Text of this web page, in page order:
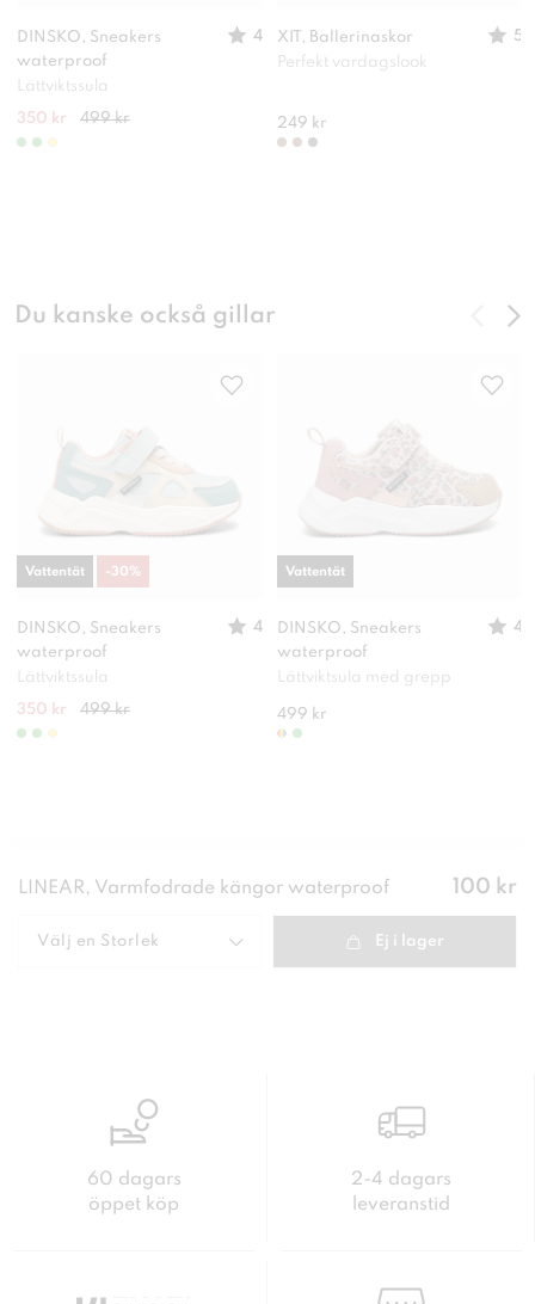
DINSKO, Sneakers
waterproof
4
Lättviktssula
350 kr 499 kr
XIT, Ballerinaskor
5
Perfekt vardagslook
249 kr
Du kanske också gillar
DINSKO, Sneakers
waterproof
4
Lättviktssula
350 kr 499 kr
Vattentät -30%
DINSKO, Sneakers
waterproof
4
Lättviktsula med grepp
499 kr
Vattentät
LINEAR, Varmfodrade kängor waterproof Pris:
100 kr
Välj en Storlek Ej i lager
60 dagars
öppet köp
2-4 dagars
leveranstid